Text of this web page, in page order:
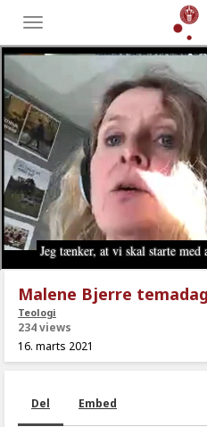
Toggle
menu
Malene Bjerre
Teologi
234 views
16. marts 2021
Del Embed